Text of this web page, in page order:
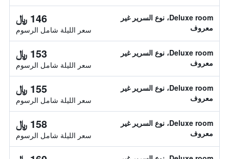
Deluxe room، نوع السرير غير
معروف
146 ﷼
سعر الليلة شامل الرسوم
Deluxe room، نوع السرير غير
معروف
153 ﷼
سعر الليلة شامل الرسوم
Deluxe room، نوع السرير غير
معروف
155 ﷼
سعر الليلة شامل الرسوم
Deluxe room، نوع السرير غير
معروف
158 ﷼
سعر الليلة شامل الرسوم